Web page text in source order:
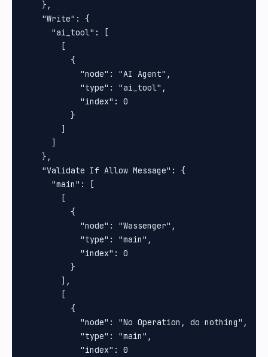
    },
    "Write": {
      "ai_tool": [
        [
          {
            "node": "AI Agent",
            "type": "ai_tool",
            "index": 0
          }
        ]
      ]
    },
    "Validate If Allow Message": {
      "main": [
        [
          {
            "node": "Wassenger",
            "type": "main",
            "index": 0
          }
        ],
        [
          {
            "node": "No Operation, do nothing",
            "type": "main",
            "index": 0